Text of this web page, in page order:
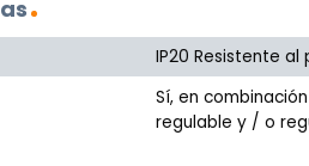
IP20 Resistente al
Sí, en
regulable y / o